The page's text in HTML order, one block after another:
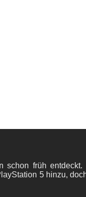
schon früh
5 hinzu,